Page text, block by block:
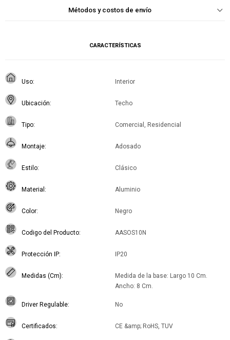
Métodos y costos de envío
CARACTERÍSTICAS
Uso Interior
Ubicación Techo
Tipo Comercial, Residencial
Montaje Adosado
Estilo Clásico
Material Aluminio
Color Negro
Codigo del Producto AASOS10N
Protección IP IP20
Medidas (Cm)
Medida de la base: Largo 10 Cm.
Ancho: 8 Cm.
Driver Regulable No
Certificados CE &amp; RoHS, TUV